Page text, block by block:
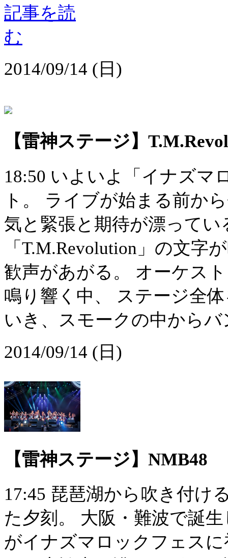
2014/09/14 (日)
【雷神ステージ】
18:50 いよいよ「イナズマ
ト。 ライブが始まる前か
気と緊張と期待が漂って
「T.M.Revolution」の文字
歓声があがる。 オーケス
鳴り響く中、 ステージ全
いき、スモークの中から
2014/09/14 (日)
【雷神ステージ】NMB48
17:45 琵琶湖から吹き付け
た夕刻。 大阪・難波で誕
がイナズマロックフェス